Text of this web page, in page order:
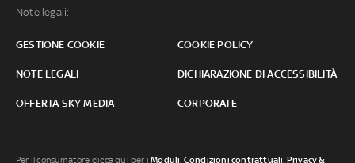
Note legali:
GESTIONE COOKIE COOKIE POLICY
NOTE LEGALI DICHIARAZIONE DI ACCESSIBILITÀ
OFFERTA SKY MEDIA CORPORATE
Per il consumatore clicca qui per iModuli, Condizioni contrattuali, Privacy &